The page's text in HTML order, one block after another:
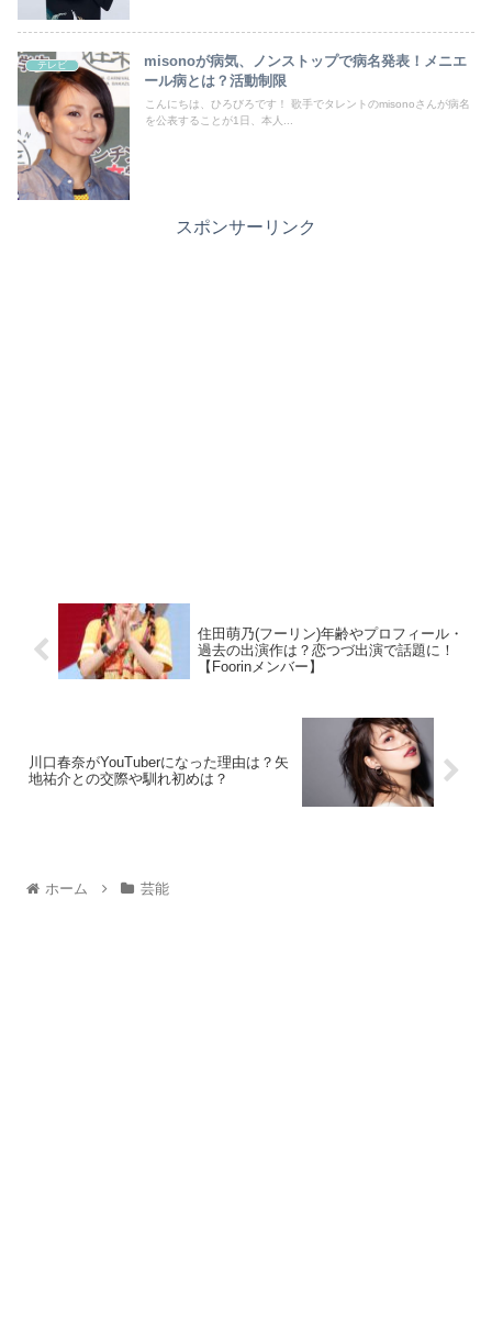
テレビ
misonoが病気、ノンストップで病名発表！メニエ
ール病とは？活動制限
こんにちは、ひろびろです！ 歌手でタレントのmisonoさんが病名
を公表することが1日、本人...
スポンサーリンク
住田萌乃(フーリン)年齢やプロフィール・
過去の出演作は？恋つづ出演で話題に！
【Foorinメンバー】
川口春奈がYouTuberになった理由は？矢
地祐介との交際や馴れ初めは？
ホーム 芸能